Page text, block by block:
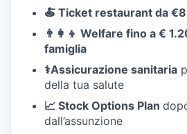
🍝 Ticket restaurant da €8
👨‍👩‍👦 Welfare fino a €
famiglia
⚕️Assicurazione sanitaria
della tua salute
📈 Stock Options Plan
dall’assunzione